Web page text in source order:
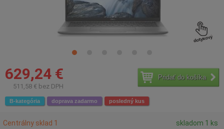
629,24 €
511,58 € bez DPH
Pridať do košíka
B-kategória doprava zadarmo posledný kus
Centrálny sklad 1
skladom 1 ks